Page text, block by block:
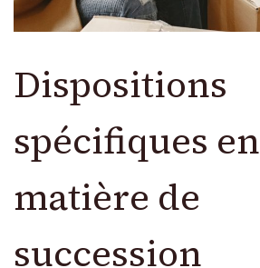
Dispositions
spécifiques en
matière de
succession